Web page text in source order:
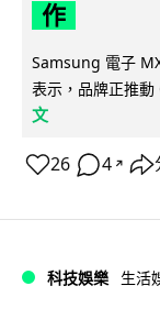
作
Samsung 電子
表示，品牌正推
文
26 4 ↗
科技娛樂 生活